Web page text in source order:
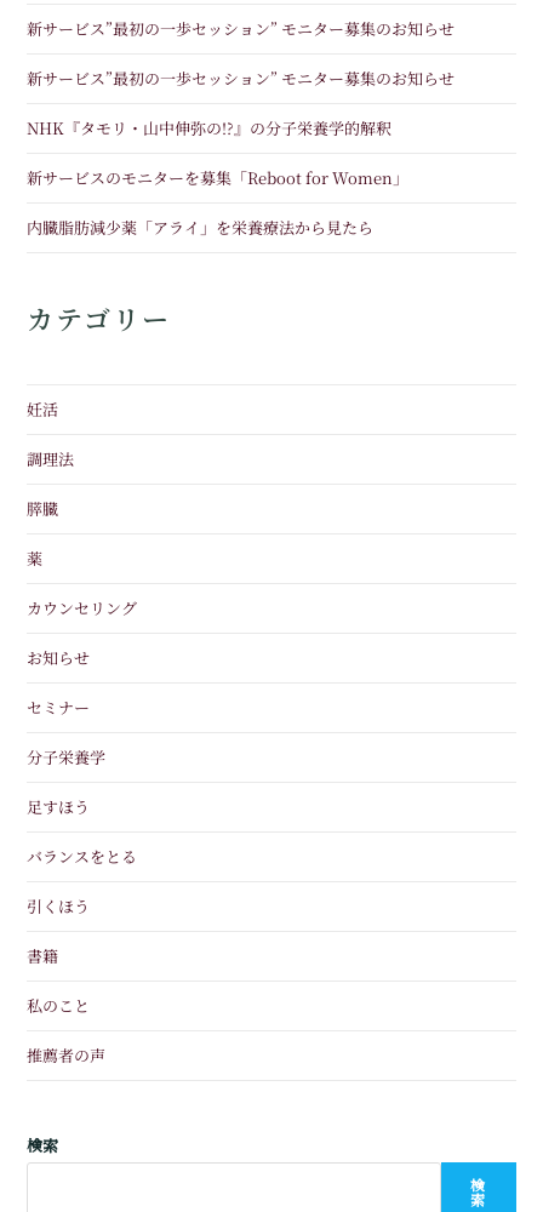
新サービス”最初の一歩セッション” モニター募集のお知らせ
新サービス”最初の一歩セッション” モニター募集のお知らせ
NHK『タモリ・山中伸弥の!?』の分子栄養学的解釈
新サービスのモニターを募集「Reboot for Women」
内臓脂肪減少薬「アライ」を栄養療法から見たら
カテゴリー
妊活
調理法
膵臓
薬
カウンセリング
お知らせ
セミナー
分子栄養学
足すほう
バランスをとる
引くほう
書籍
私のこと
推薦者の声
検索
検
索